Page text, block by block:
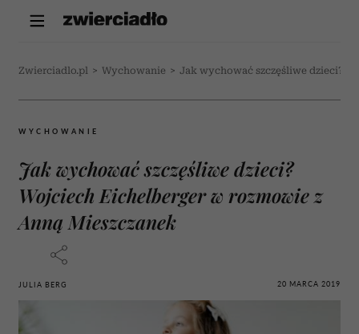
Zwierciadlo.pl > Wychowanie > Jak wychować szczęśliwe dzieci?
WYCHOWANIE
Jak wychować szczęśliwe dzieci?
Wojciech Eichelberger w rozmowie z
Anną Mieszczanek
JULIA BERG 20 MARCA 2019